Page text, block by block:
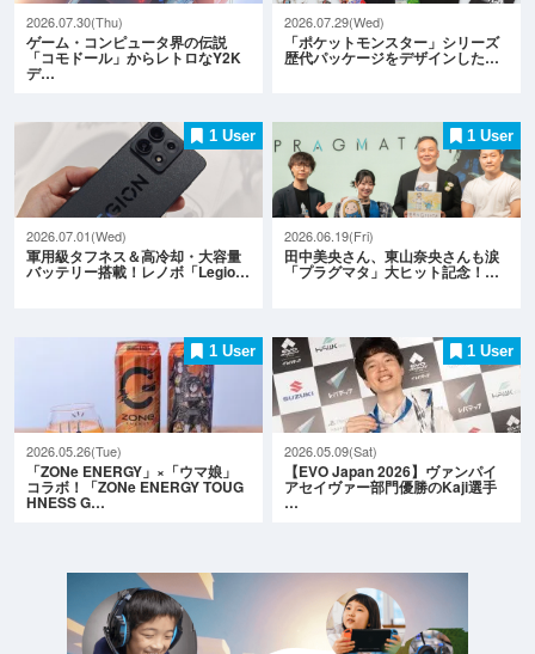
2026.07.30(Thu)
ゲーム・コンピュータ界の伝説
「コモドール」からレトロなY2K
デ…
2026.07.29(Wed)
「ポケットモンスター」シリーズ
歴代パッケージをデザインした…
1 User
2026.07.01(Wed)
軍用級タフネス＆高冷却・大容量
バッテリー搭載！レノボ「Legio…
1 User
2026.06.19(Fri)
田中美央さん、東山奈央さんも涙
「プラグマタ」大ヒット記念！…
1 User
2026.05.26(Tue)
「ZONe ENERGY」×「ウマ娘」
コラボ！「ZONe ENERGY TOUG
HNESS G…
1 User
2026.05.09(Sat)
【EVO Japan 2026】ヴァンパイ
アセイヴァー部門優勝のKaji選手
…